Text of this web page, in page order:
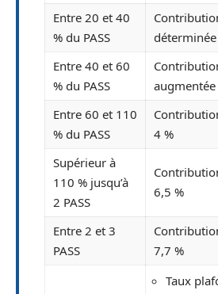
Entre 20 et 40
% du PASS
déterminée
Entre 40 et 60
% du PASS
Entre 60 et 110
% du PASS
4 %
Supérieur à
110 % jusqu’à
2 PASS
6,5 %
Entre 2 et 3
PASS
7,7 %
Taux